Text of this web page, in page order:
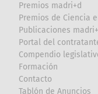
Premios madri+d
Premios de Ciencia
Publicaciones
Portal del
Compendio
Formación
Contacto
Tablón de Anuncios